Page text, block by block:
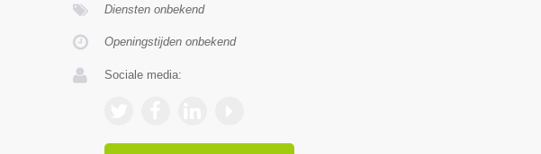
Diensten onbekend
Openingstijden onbekend
Sociale media: